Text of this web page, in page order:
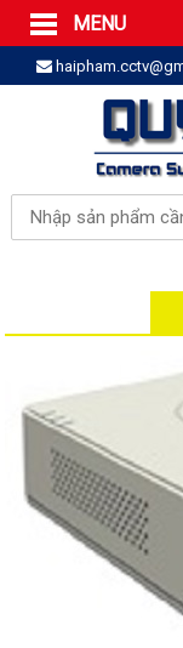
MENU
Trang Chủ
Sản phẩm
SẢN PHẨM TRỌN GÓI
LẮP BÁO TRỘM
LẮP CAMERA
Camera IP
Camera IP
Camera IP
Camera IP Dahua
Camera IP
Đầu ghi IP | NVR
Đầu ghi IP
Đầu ghi IP KBVISION
Đầu ghi IP